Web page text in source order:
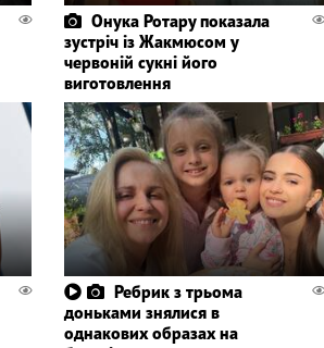
Онука Ротару показала
зустріч із Жакмюсом у
червоній сукні його
виготовлення
Ребрик з трьома
доньками знялися в
однакових образах на